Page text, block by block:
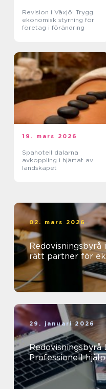
Revision i Växjö: Trygg
ekonomisk styrning för
företag i förändring
19. mars 2026
Spahotell dalarna
avkoppling i hjärtat av
landskapet
02. mars 2026
Redovisningsbyrå i täby så
rätt partner för
29. januari 2026
Redovisningsbyrå
Professionell